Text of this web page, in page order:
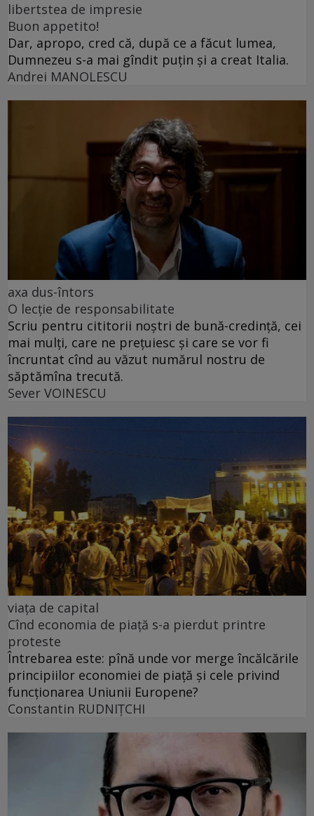
libertstea de impresie
Buon appetito!
Dar, apropo, cred că, după ce a făcut lumea,
Dumnezeu s-a mai gîndit puțin și a creat Italia.
Andrei MANOLESCU
axa dus-întors
O lecție de responsabilitate
Scriu pentru cititorii noștri de bună-credință, cei
mai mulți, care ne prețuiesc și care se vor fi
încruntat cînd au văzut numărul nostru de
săptămîna trecută.
Sever VOINESCU
viața de capital
Cînd economia de piață s-a pierdut printre
proteste
Întrebarea este: pînă unde vor merge încălcările
principiilor economiei de piață și cele privind
funcționarea Uniunii Europene?
Constantin RUDNIŢCHI